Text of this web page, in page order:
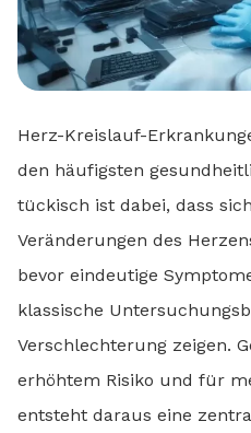
Herz-Kreislauf-
den häufigsten
tückisch ist dabei, dass
Veränderungen des
bevor eindeutige
klassische
Verschlechterung zeigen.
erhöhtem Risiko und für
entsteht daraus eine